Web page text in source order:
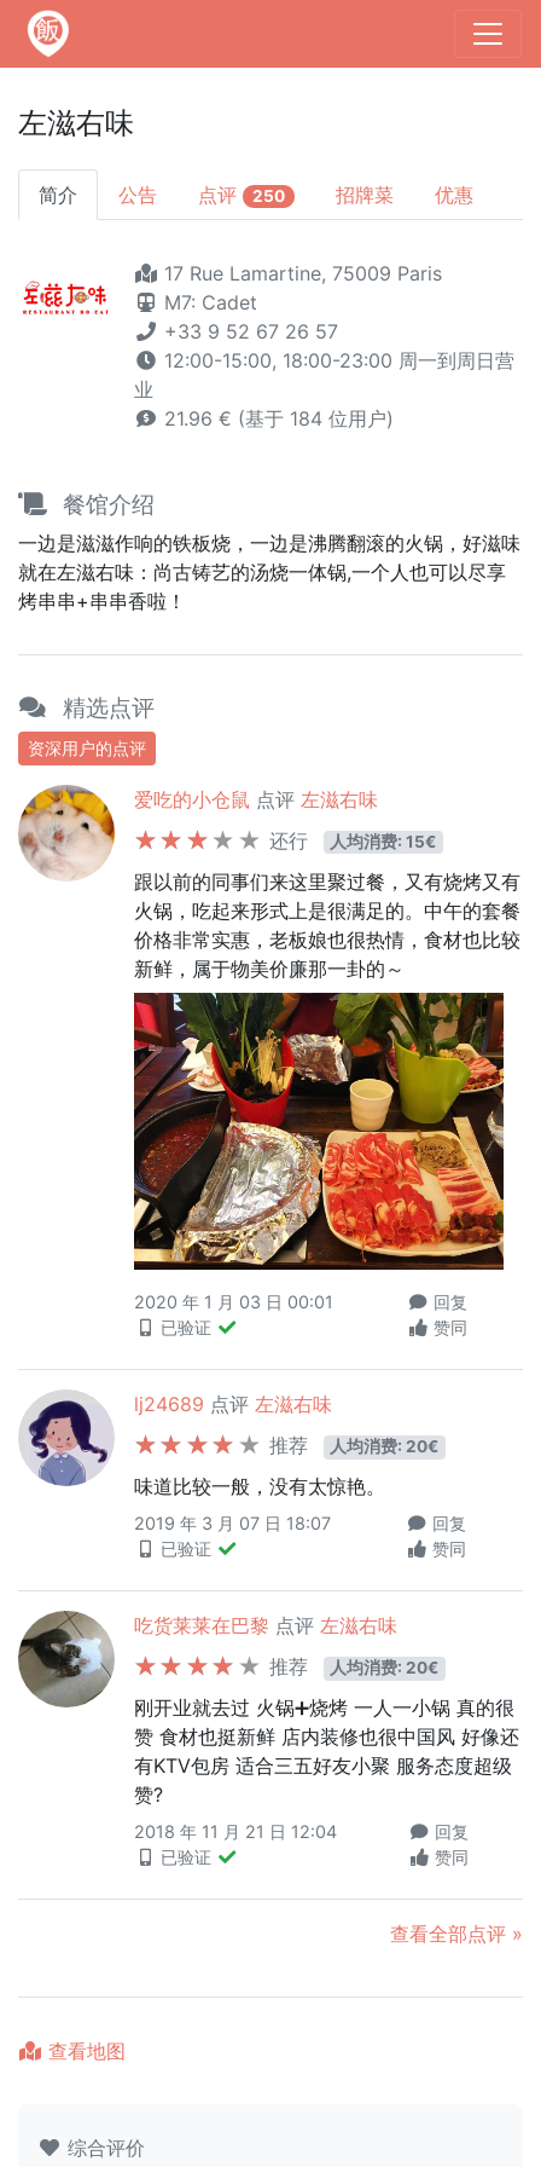
左滋右味
简介 公告 点评 250 招牌菜 优惠
17 Rue Lamartine, 75009 Paris
M7: Cadet
+33 9 52 67 26 57
12:00-15:00, 18:00-23:00 周一到周日营
业
21.96 € (基于 184 位用户)
餐馆介绍
一边是滋滋作响的铁板烧，一边是沸腾翻滚的火锅，好滋味
就在左滋右味：尚古铸艺的汤烧一体锅,一个人也可以尽享
烤串串+串串香啦！
精选点评
资深用户的点评
爱吃的小仓鼠 点评 左滋右味
还行
人均消费: 15€
跟以前的同事们来这里聚过餐，又有烧烤又有
火锅，吃起来形式上是很满足的。中午的套餐
价格非常实惠，老板娘也很热情，食材也比较
新鲜，属于物美价廉那一卦的～
2020 年 1 月 03 日 00:01
已验证
回复
赞同
lj24689 点评 左滋右味
推荐
人均消费: 20€
味道比较一般，没有太惊艳。
2019 年 3 月 07 日 18:07
已验证
回复
赞同
吃货莱莱在巴黎 点评 左滋右味
推荐
人均消费: 20€
刚开业就去过 火锅➕烧烤 一人一小锅 真的很
赞 食材也挺新鲜 店内装修也很中国风 好像还
有KTV包房 适合三五好友小聚 服务态度超级
赞?
2018 年 11 月 21 日 12:04
已验证
回复
赞同
查看全部点评 »
查看地图
综合评价